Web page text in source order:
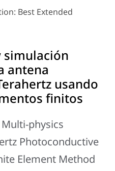
Best Extended
simulación
antena
usando
finitos
physics
Photoconductive
Element Method